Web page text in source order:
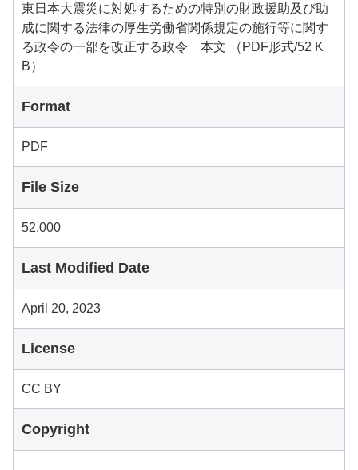
東日本大震災に対処するための特別の財政援助及び助
成に関する法律の厚生労働省関係規定の施行等に関す
る政令の一部を改正する政令 本文 （PDF形式/52 K
B）
Format
PDF
File Size
52,000
Last Modified Date
April 20, 2023
License
CC BY
Copyright